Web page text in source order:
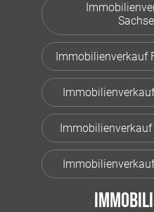
Immobilienverkauf